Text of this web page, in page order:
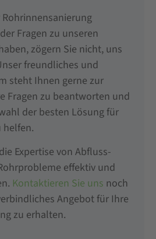
Fragen zu unseren
zögern Sie nicht, uns
freundliches und
steht Ihnen gerne zur
Fragen zu beantworten und
der besten Lösung für
helfen.
Expertise von Abfluss-
effektiv und
Kontaktieren Sie uns noch
Angebot für Ihre
zu erhalten.